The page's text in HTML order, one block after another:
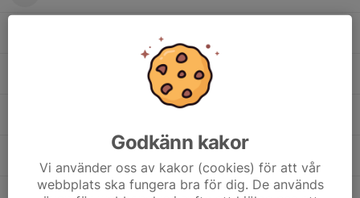
, Målvakter
Godkänn kakor
Vi använder oss av kakor (cookies) för att vår
webbplats ska fungera bra för dig. De används